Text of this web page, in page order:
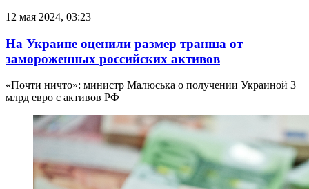
12 мая 2024, 03:23
На Украине оценили размер транша от
замороженных российских активов
«Почти ничто»: министр Малюська о получении Украиной 3
млрд евро с активов РФ